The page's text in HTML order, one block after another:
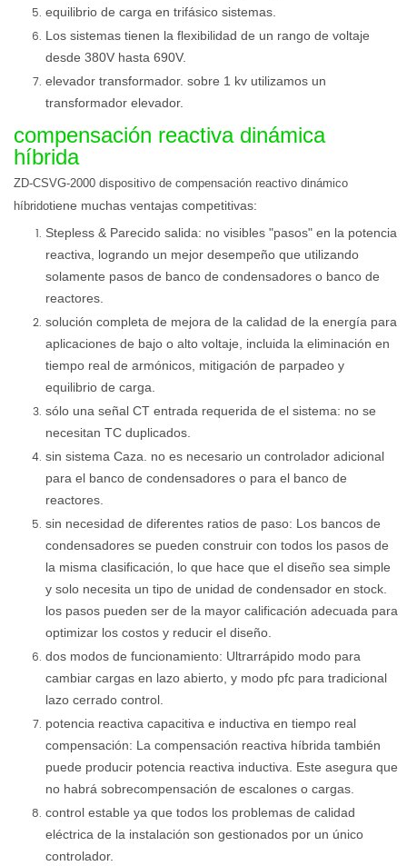
equilibrio de carga en trifásico sistemas.
Los sistemas tienen la flexibilidad de un rango de voltaje
desde 380V hasta 690V.
elevador transformador. sobre 1 kv utilizamos un
transformador elevador.
compensación reactiva dinámica
híbrida
ZD-CSVG-2000 dispositivo de compensación reactivo dinámico
híbridotiene muchas ventajas competitivas:
Stepless & Parecido salida: no visibles "pasos" en la potencia
reactiva, logrando un mejor desempeño que utilizando
solamente pasos de banco de condensadores o banco de
reactores.
solución completa de mejora de la calidad de la energía para
aplicaciones de bajo o alto voltaje, incluida la eliminación en
tiempo real de armónicos, mitigación de parpadeo y
equilibrio de carga.
sólo una señal CT entrada requerida de el sistema: no se
necesitan TC duplicados.
sin sistema Caza. no es necesario un controlador adicional
para el banco de condensadores o para el banco de
reactores.
sin necesidad de diferentes ratios de paso: Los bancos de
condensadores se pueden construir con todos los pasos de
la misma clasificación, lo que hace que el diseño sea simple
y solo necesita un tipo de unidad de condensador en stock.
los pasos pueden ser de la mayor calificación adecuada para
optimizar los costos y reducir el diseño.
dos modos de funcionamiento: Ultrarrápido modo para
cambiar cargas en lazo abierto, y modo pfc para tradicional
lazo cerrado control.
potencia reactiva capacitiva e inductiva en tiempo real
compensación: La compensación reactiva híbrida también
puede producir potencia reactiva inductiva. Este asegura que
no habrá sobrecompensación de escalones o cargas.
control estable ya que todos los problemas de calidad
eléctrica de la instalación son gestionados por un único
controlador.